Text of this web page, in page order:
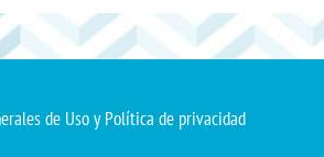
de Uso y Política de privacidad